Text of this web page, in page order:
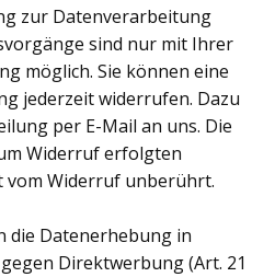
zur Datenverarbeitung
sind nur mit Ihrer
möglich. Sie können eine
jederzeit widerrufen. Dazu
per E-Mail an uns. Die
Widerruf erfolgten
Widerruf unberührt.
die Datenerhebung in
Direktwerbung (Art. 21